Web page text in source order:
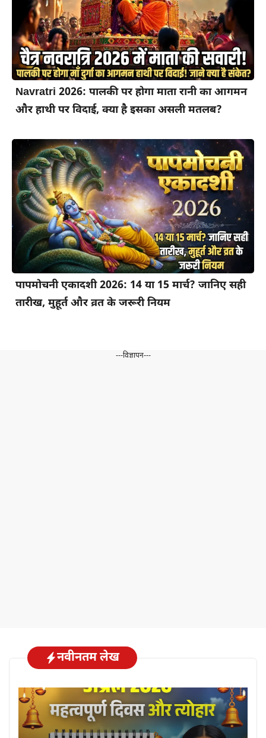
Navratri 2026: पालकी पर होगा माता रानी का आगमन
और हाथी पर विदाई, क्या है इसका असली मतलब?
पापमोचनी एकादशी 2026: 14 या 15 मार्च? जानिए सही
तारीख, मुहूर्त और व्रत के जरूरी नियम
---विज्ञापन---
नवीनतम लेख